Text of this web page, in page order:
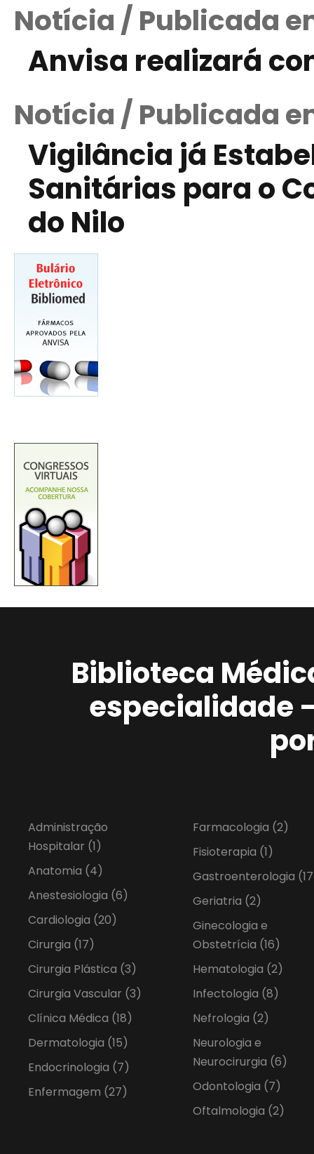
Notícia / Publicada
Anvisa realizará
Notícia / Publicada
Vigilância já
Sanitárias para o
do Nilo
Biblioteca
especialidade
Administração
Hospitalar (1)
Anatomia (4)
Anestesiologia (6)
Cardiologia (20)
Cirurgia (17)
Cirurgia Plástica (3)
Cirurgia Vascular (3)
Clínica Médica (18)
Dermatologia (15)
Endocrinologia (7)
Enfermagem (27)
Farmacologia (2)
Fisioterapia (1)
Gastroenterologia
Geriatria (2)
Ginecologia e
Obstetrícia (16)
Hematologia (2)
Infectologia (8)
Nefrologia (2)
Neurologia e
Neurocirurgia (6)
Odontologia (7)
Oftalmologia (2)